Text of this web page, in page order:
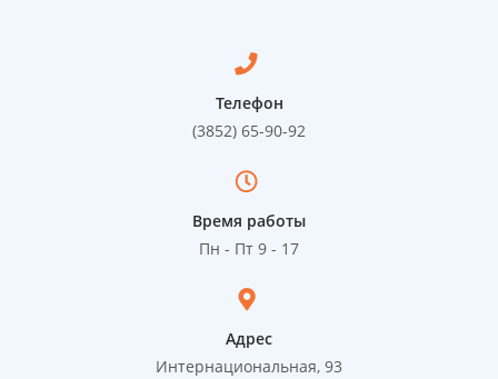
Телефон
(3852) 65-90-92
Время работы
Пн - Пт 9 - 17
Адрес
Интернациональная, 93